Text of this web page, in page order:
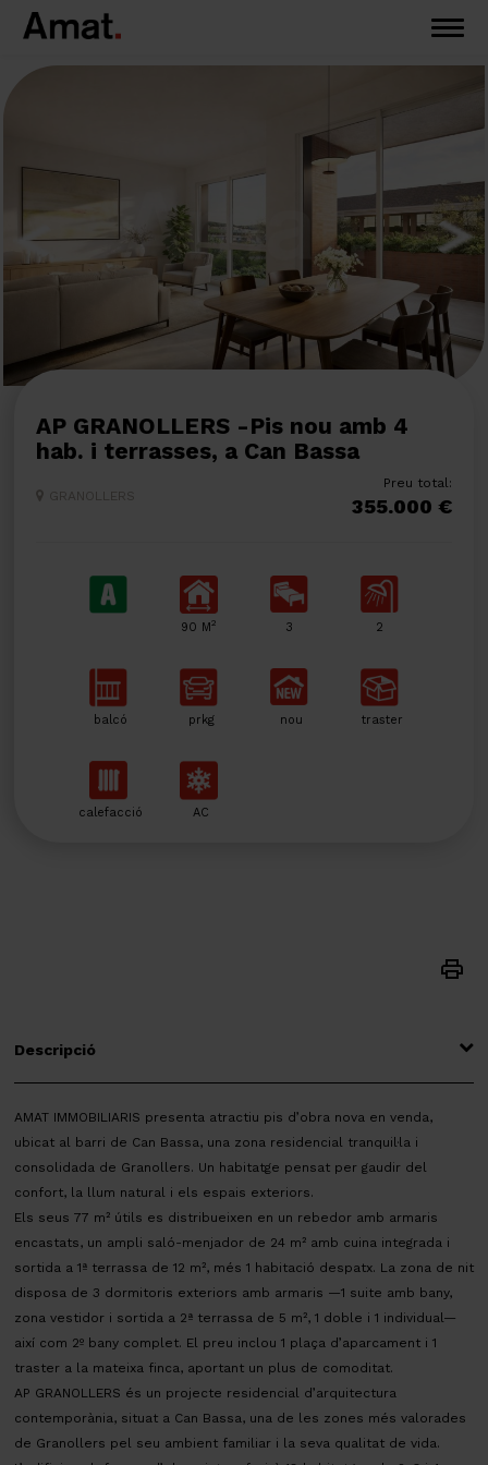
Descripció
AMAT IMMOBILIARIS presenta atractiu pis d’obra nova en venda,
ubicat al barri de Can Bassa, una zona residencial tranquil·la i
consolidada de Granollers. Un habitatge pensat per gaudir del
confort, la llum natural i els espais exteriors.
Els seus 77 m² útils es distribueixen en un rebedor amb armaris
encastats, un ampli saló-menjador de 24 m² amb cuina integrada i
sortida a 1ª terrassa de 12 m², més 1 habitació despatx. La zona de nit
disposa de 3 dormitoris exteriors amb armaris —1 suite amb bany,
zona vestidor i sortida a 2ª terrassa de 5 m², 1 doble i 1 individual—
així com 2º bany complet. El preu inclou 1 plaça d’aparcament i 1
traster a la mateixa finca, aportant un plus de comoditat.
AP GRANOLLERS és un projecte residencial d’arquitectura
contemporània, situat a Can Bassa, una de les zones més valorades
de Granollers pel seu ambient familiar i la seva qualitat de vida.
AP GRANOLLERS -Pis nou amb 4
hab. i terrasses, a Can Bassa
GRANOLLERS
Preu total:
355.000 €
90 M2 3 2
balcó prkg nou traster
calefacció AC